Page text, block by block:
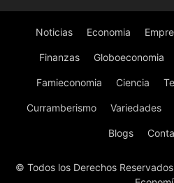
Noticias Economia
Finanzas Globoeconomia
Famieconomia Ciencia
Curramberismo Variedades
Blogs
© Todos los Derechos